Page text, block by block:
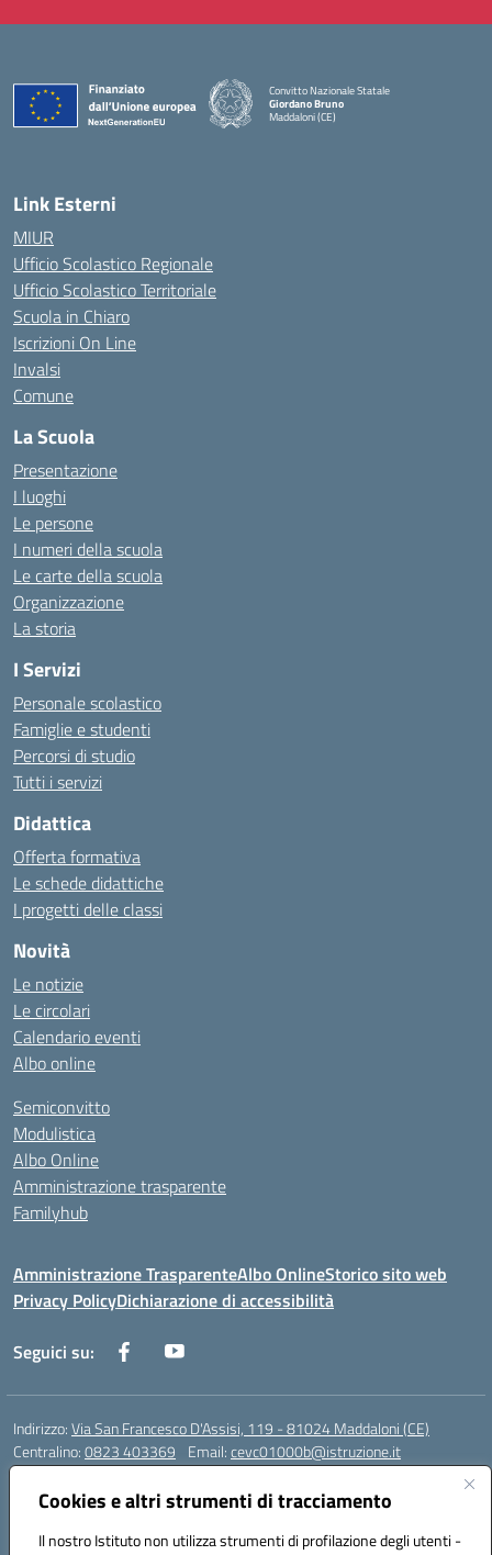
Cookies e altri strumenti di tracciamento
Il nostro Istituto non utilizza strumenti di profilazione degli utenti -
Convitto Nazionale Statale
Giordano Bruno
Maddaloni (CE)
Link Esterni
MIUR
Ufficio Scolastico Regionale
Ufficio Scolastico Territoriale
Scuola in Chiaro
Iscrizioni On Line
Invalsi
Comune
La Scuola
Presentazione
I luoghi
Le persone
I numeri della scuola
Le carte della scuola
Organizzazione
La storia
I Servizi
Personale scolastico
Famiglie e studenti
Percorsi di studio
Tutti i servizi
Didattica
Offerta formativa
Le schede didattiche
I progetti delle classi
Novità
Le notizie
Le circolari
Calendario eventi
Albo online
Semiconvitto
Modulistica
Albo Online
Amministrazione trasparente
Familyhub
Amministrazione TrasparenteAlbo OnlineStorico sito web
Privacy PolicyDichiarazione di accessibilità
Seguici su:
Indirizzo:Via San Francesco D'Assisi, 119 - 81024 Maddaloni (CE)
Centralino:0823 403369 Email:cevc01000b@istruzione.it
Posta elettronica certificata (PEC):
Codice fiscale: 80004990612 (Convitto) - 93044680614 (Scuole
Annesse)